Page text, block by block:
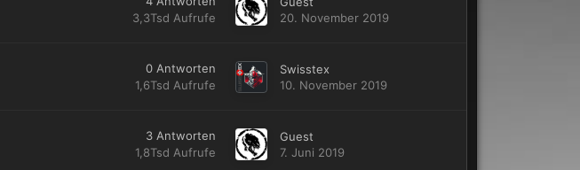
3,3Tsd Aufrufe
20. November 2019
0 Antworten
1,6Tsd Aufrufe
Swisstex
10. November 2019
3 Antworten
1,8Tsd Aufrufe
Guest
7. Juni 2019